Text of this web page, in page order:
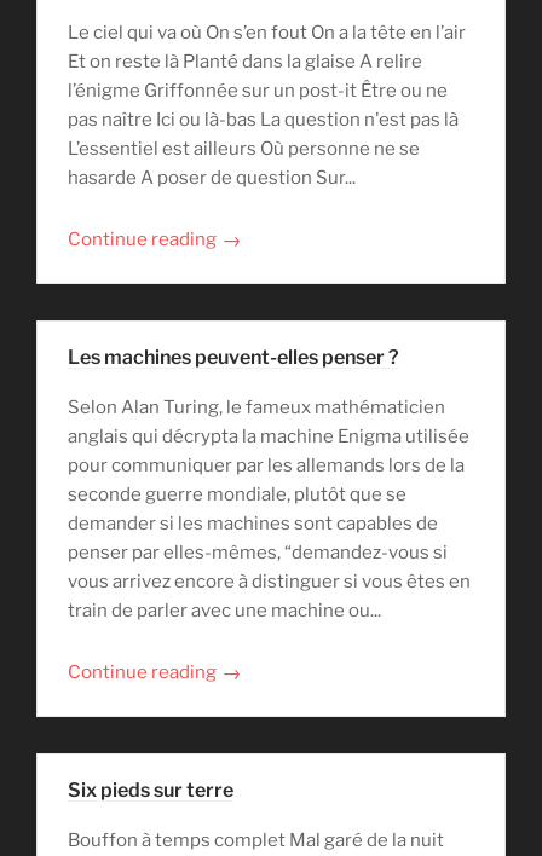
Le ciel qui va où On s’en fout On a la tête en l’air
Et on reste là Planté dans la glaise A relire
l’énigme Griffonnée sur un post-it Être ou ne
pas naître Ici ou là-bas La question n'est pas là
L’essentiel est ailleurs Où personne ne se
hasarde A poser de question Sur...
Continue reading →
Les machines peuvent-elles penser ?
Selon Alan Turing, le fameux mathématicien
anglais qui décrypta la machine Enigma utilisée
pour communiquer par les allemands lors de la
seconde guerre mondiale, plutôt que se
demander si les machines sont capables de
penser par elles-mêmes, “demandez-vous si
vous arrivez encore à distinguer si vous êtes en
train de parler avec une machine ou...
Continue reading →
Six pieds sur terre
Bouffon à temps complet Mal garé de la nuit